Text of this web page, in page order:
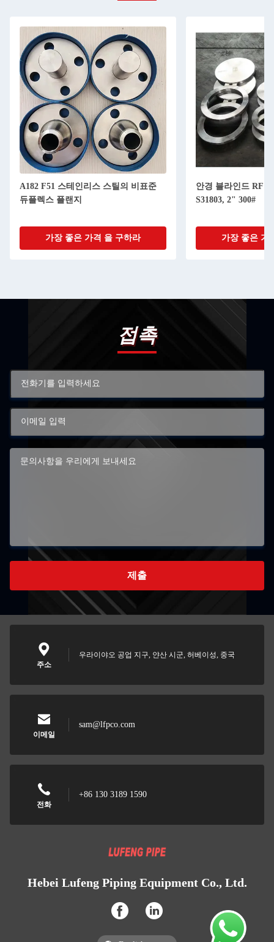
A182 F51 스테인리스 스틸의 비표준
듀플렉스 플랜지
가장 좋은 가격 을 구하라
안경 블라인드 RF
S31803, 2" 300#
가장 좋은 가
접촉
제출
주소
우라이야오 공업 지구, 얀산 시군, 허베이성, 중국
이메일
sam@lfpco.com
전화
+86 130 3189 1590
Hebei Lufeng Piping Equipment Co., Ltd.